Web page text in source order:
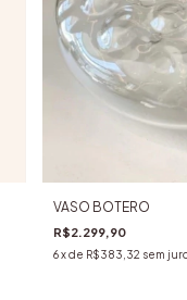
VASO BOTERO
R$2.299,90
6x de R$383,32 sem